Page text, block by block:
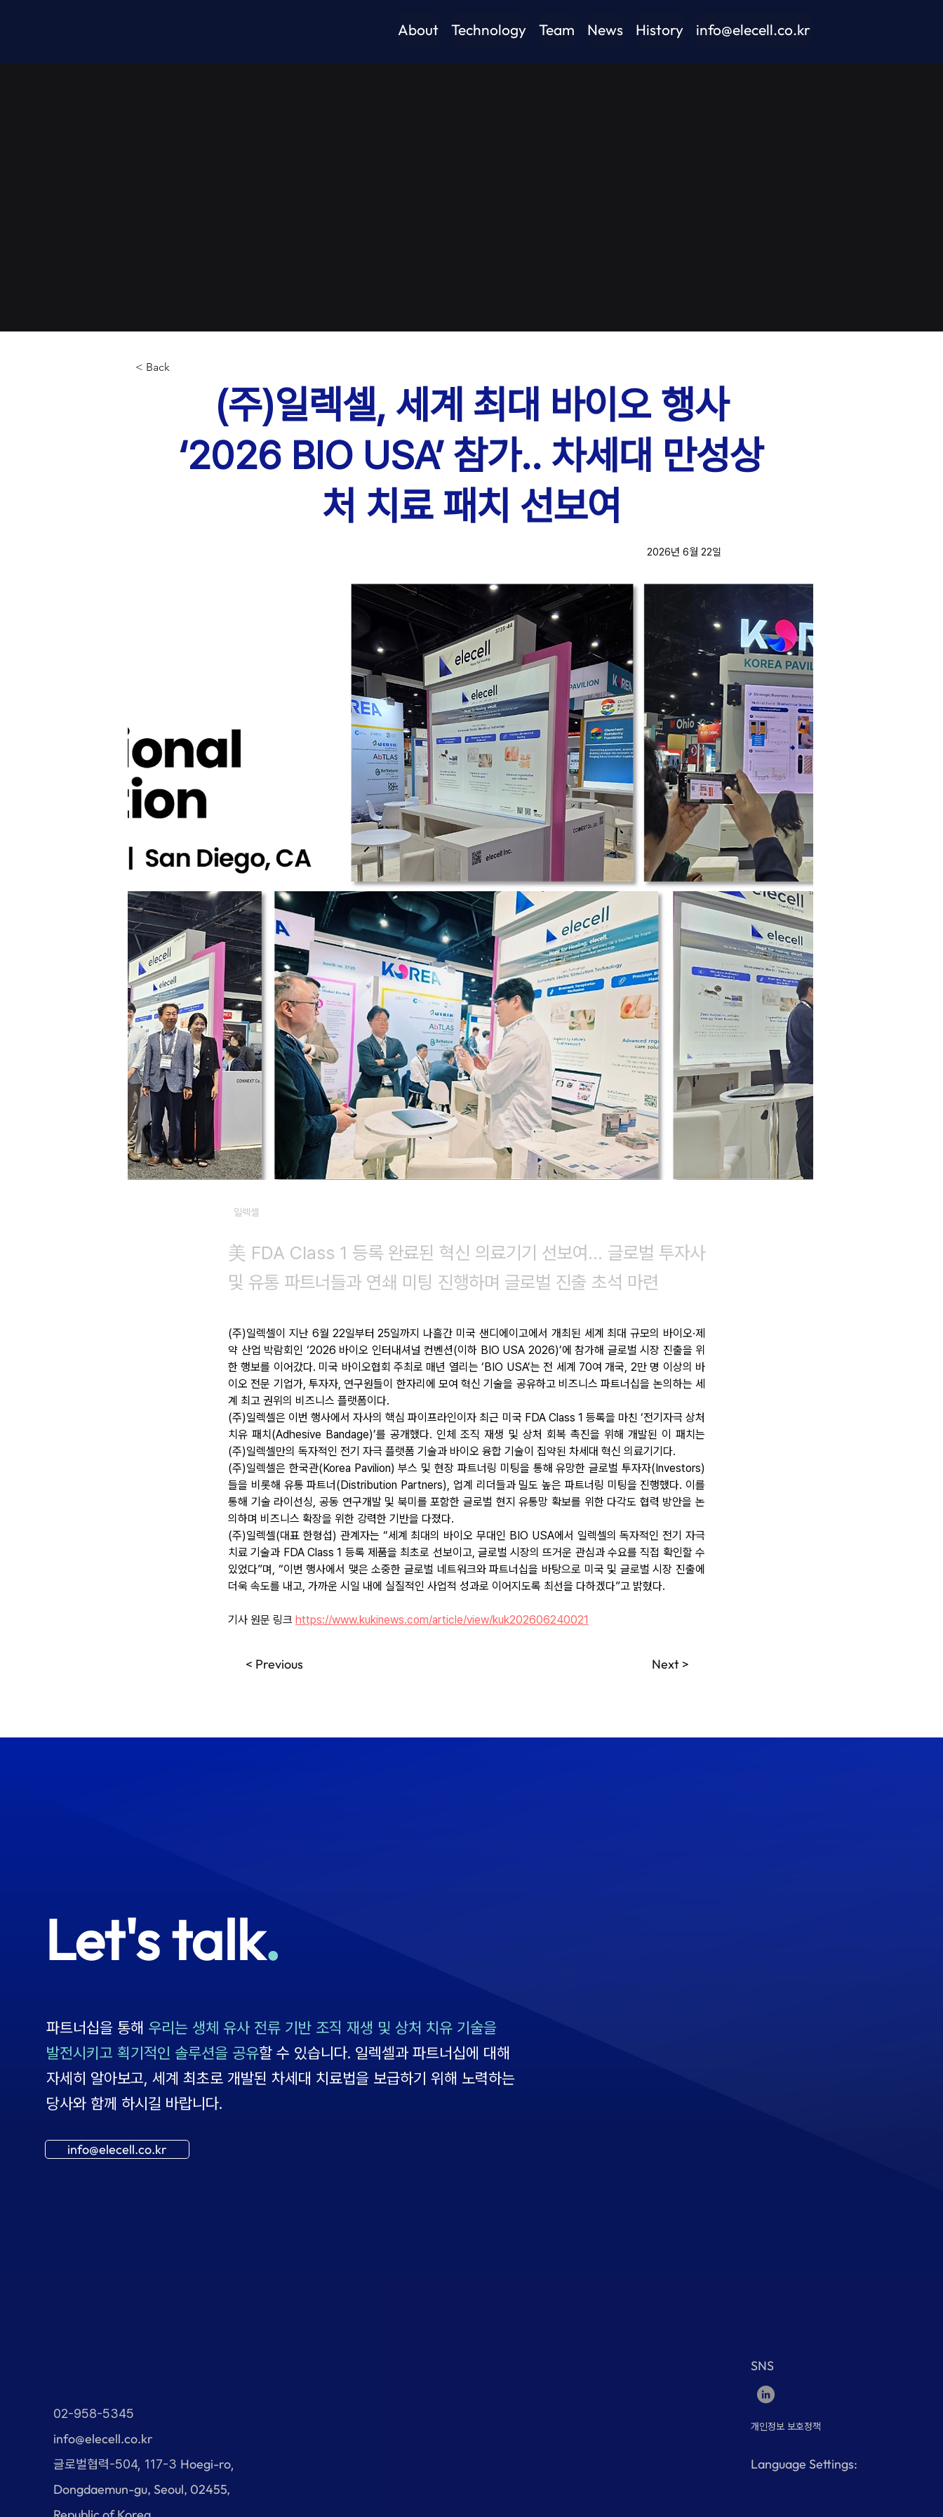
About Technology Team News History info@elecell.co.kr
< Back
(주)일렉셀, 세계 최대 바이오 행사
‘2026 BIO USA’ 참가.. 차세대 만성상
처 치료 패치 선보여
2026년 6월 22일
일렉셀
美 FDA Class 1 등록 완료된 혁신 의료기기 선보여… 글로벌 투자사
및 유통 파트너들과 연쇄 미팅 진행하며 글로벌 진출 초석 마련
(주)일렉셀이 지난 6월 22일부터 25일까지 나흘간 미국 샌디에이고에서 개최된 세계 최대 규모의 바이오·제
약 산업 박람회인 ‘2026 바이오 인터내셔널 컨벤션(이하 BIO USA 2026)’에 참가해 글로벌 시장 진출을 위
한 행보를 이어갔다. 미국 바이오협회 주최로 매년 열리는 ‘BIO USA’는 전 세계 70여 개국, 2만 명 이상의 바
이오 전문 기업가, 투자자, 연구원들이 한자리에 모여 혁신 기술을 공유하고 비즈니스 파트너십을 논의하는 세
계 최고 권위의 비즈니스 플랫폼이다.
(주)일렉셀은 이번 행사에서 자사의 핵심 파이프라인이자 최근 미국 FDA Class 1 등록을 마친 ‘전기자극 상처
치유 패치(Adhesive Bandage)’를 공개했다. 인체 조직 재생 및 상처 회복 촉진을 위해 개발된 이 패치는
(주)일렉셀만의 독자적인 전기 자극 플랫폼 기술과 바이오 융합 기술이 집약된 차세대 혁신 의료기기다.
(주)일렉셀은 한국관(Korea Pavilion) 부스 및 현장 파트너링 미팅을 통해 유망한 글로벌 투자자(Investors)
들을 비롯해 유통 파트너(Distribution Partners), 업계 리더들과 밀도 높은 파트너링 미팅을 진행했다. 이를
통해 기술 라이선싱, 공동 연구개발 및 북미를 포함한 글로벌 현지 유통망 확보를 위한 다각도 협력 방안을 논
의하며 비즈니스 확장을 위한 강력한 기반을 다졌다.
(주)일렉셀(대표 한형섭) 관계자는 “세계 최대의 바이오 무대인 BIO USA에서 일렉셀의 독자적인 전기 자극
치료 기술과 FDA Class 1 등록 제품을 최초로 선보이고, 글로벌 시장의 뜨거운 관심과 수요를 직접 확인할 수
있었다”며, “이번 행사에서 맺은 소중한 글로벌 네트워크와 파트너십을 바탕으로 미국 및 글로벌 시장 진출에
더욱 속도를 내고, 가까운 시일 내에 실질적인 사업적 성과로 이어지도록 최선을 다하겠다”고 밝혔다.
기사 원문 링크 https://www.kukinews.com/article/view/kuk202606240021
< Previous Next >
Let's talk.
파트너십을 통해 우리는 생체 유사 전류 기반 조직 재생 및 상처 치유 기술을
발전시키고 획기적인 솔루션을 공유할 수 있습니다. 일렉셀과 파트너십에 대해
자세히 알아보고, 세계 최초로 개발된 차세대 치료법을 보급하기 위해 노력하는
당사와 함께 하시길 바랍니다.
info@elecell.co.kr
02-958-5345
info@elecell.co.kr
글로벌협력-504, 117-3 Hoegi-ro
Dongdaemun-gu, Seoul, 02455,
SNS
개인정보 보호정책
Language Settings: